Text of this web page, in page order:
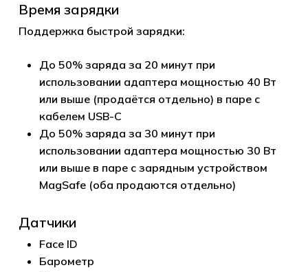
Время зарядки
Поддержка быстрой зарядки:
До 50% заряда за 20 минут при
использовании адаптера мощностью 40 Вт
или выше (продаётся отдельно) в паре с
кабелем USB-C
До 50% заряда за 30 минут при
использовании адаптера мощностью 30 Вт
или выше в паре с зарядным устройством
MagSafe (оба продаются отдельно)
Датчики
Face ID
Барометр